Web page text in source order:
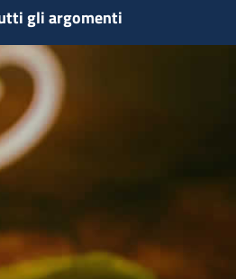
gli argomenti